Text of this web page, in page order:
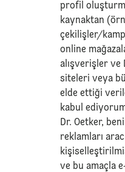
profil
kaynaktan
çekilişler/
online
alışverişler ve
siteleri veya
elde ettiği
kabul
Dr. Oetker,
reklamları
ve bu amaçla